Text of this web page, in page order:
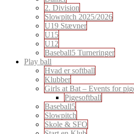
2. Division
Slowpitch 2025/2026
U19 Stævner
U15
U12
Baseball5 Turneringer
Play ball
Hvad er softball
Klubber
Girls at Bat – Events for
Pigesoftball
Baseball5
Slowpitch
Skole & SFO